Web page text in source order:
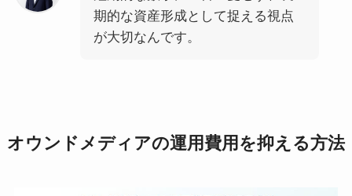
期的な資産形成として捉える視点
が大切なんです。
オウンドメディアの運用費用を抑える方法